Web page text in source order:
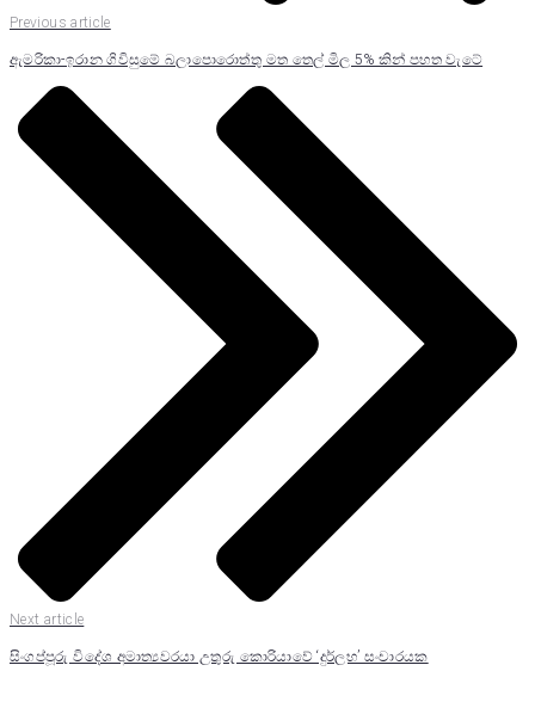
Previous article
ඇමරිකා-ඉරාන ගිවිසුමේ බලාපොරොත්තු මත තෙල් මිල 5% කින් පහත වැටේ
Next article
සිංගප්පූරු විදේශ අමාත්‍යවරයා උතුරු කොරියාවේ ‘දුර්ලභ’ සංචාරයක